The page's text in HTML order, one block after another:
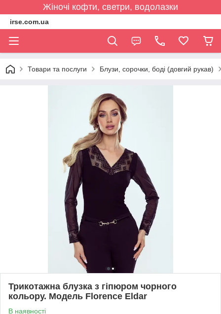
Жіночі кофти, светри, водолазки
irse.com.ua
Товари та послуги Блузи, сорочки, боді (довгий рукав)
Трикотажна блузка з гіпюром чорного
кольору. Модель Florence Eldar
В наявності